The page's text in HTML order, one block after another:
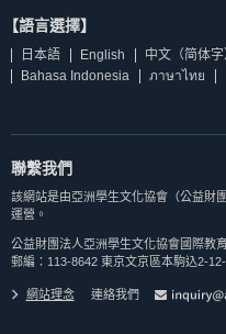
【語言選擇】
日本語 English 中文（简体字
Bahasa Indonesia
ภาษาไทย
聯繫我們
該網站是由亞洲學生文化協會（公益財
運營。
公益財團法人亞洲學生文化協會國際教
郵編：113-8642 東京文京區本駒込2-
網站理念 連絡我們